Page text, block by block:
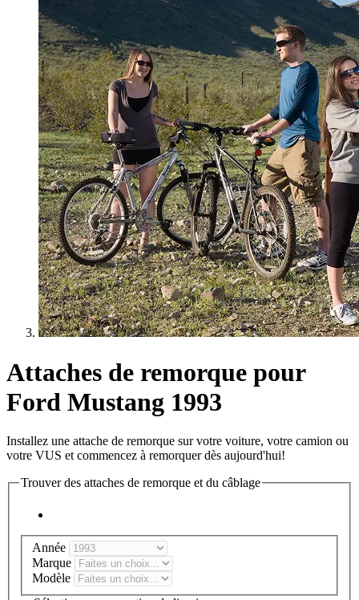
Attaches de remorque pour
Ford Mustang 1993
Installez une attache de remorque sur votre voiture, votre camion ou
votre VUS et commencez à remorquer dès aujourd'hui!
Trouver des attaches de remorque et du câblage
Année
Marque
Modèle